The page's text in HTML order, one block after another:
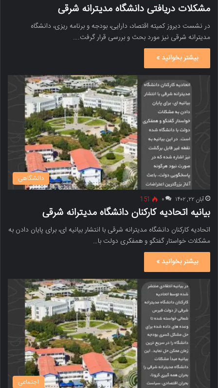
مشکلات دریافتی دانشگاه مدیترانه شرقی
در نشست دیروز کمیته اقتصاد، دارایی، بودجه و برنامه ریزی، دانشگاه
مدیترانه شرقی نیز مورد بحث و بررسی قرار گرفت.…
بیشتر بخوانید »
دانشگاهی
آبان ۲۲, ۱۴۰۲ ۰ 151
بیانیه اتحادیه کارکنان دانشگاه مدیترانه شرقی
اتحادیه کارکنان دانشگاه مدیترانه شرقی با انتشار بیانیه ای، برای پایان دادن به
مشکلات خواستار گفتگو و همفکری دولت با…
بیشتر بخوانید »
اجتماعی